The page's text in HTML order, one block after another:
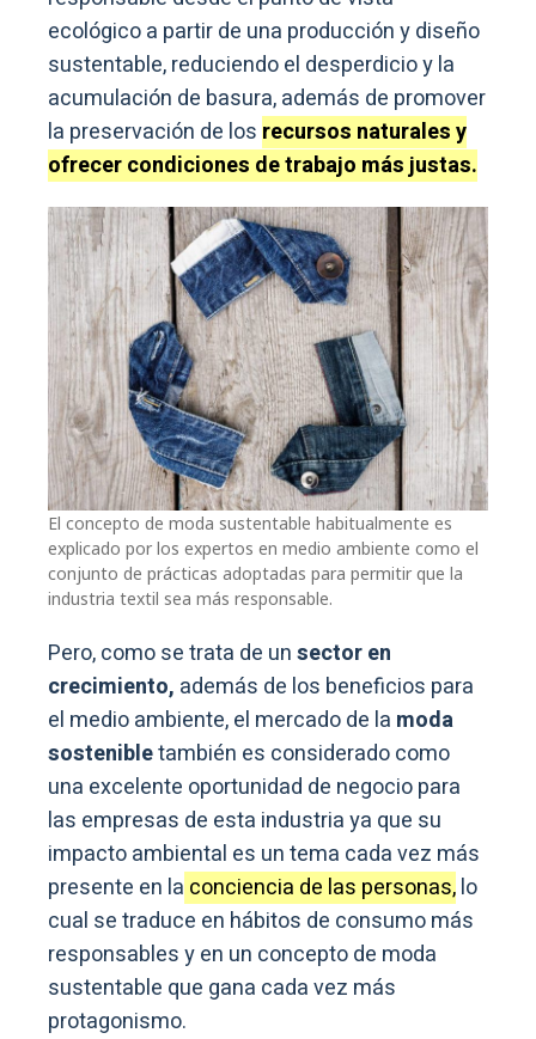
ecológico a partir de una producción y diseño
sustentable, reduciendo el desperdicio y la
acumulación de basura, además de promover
la preservación de los recursos naturales y
ofrecer condiciones de trabajo más justas.
El concepto de moda sustentable habitualmente es
explicado por los expertos en medio ambiente como el
conjunto de prácticas adoptadas para permitir que la
industria textil sea más responsable.
Pero, como se trata de unsector en
crecimiento, además de los beneficios para
el medio ambiente, el mercado de la moda
sostenibletambién es considerado como
una excelente oportunidad de negocio para
las empresas de esta industria ya que su
impacto ambiental es un tema cada vez más
presente en la conciencia de las personas,lo
cual se traduce en hábitos de consumo más
responsables y en un concepto de moda
sustentable que gana cada vez más
protagonismo.